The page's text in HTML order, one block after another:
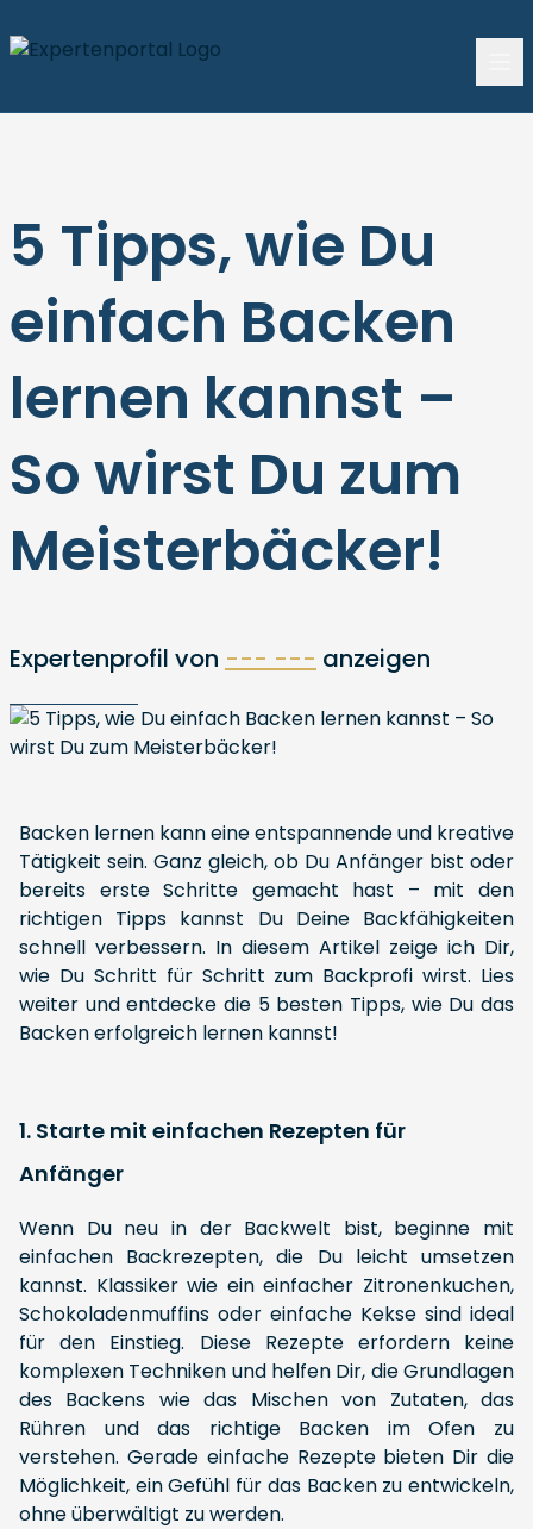
5 Tipps, wie Du
einfach Backen
lernen kannst –
So wirst Du zum
Meisterbäcker!
Expertenprofil von --- --- anzeigen
Backen lernen kann eine entspannende und kreative
Tätigkeit sein. Ganz gleich, ob Du Anfänger bist oder
bereits erste Schritte gemacht hast – mit den
richtigen Tipps kannst Du Deine Backfähigkeiten
schnell verbessern. In diesem Artikel zeige ich Dir,
wie Du Schritt für Schritt zum Backprofi wirst. Lies
weiter und entdecke die 5 besten Tipps, wie Du das
Backen erfolgreich lernen kannst!
1. Starte mit einfachen Rezepten für
Anfänger
Wenn Du neu in der Backwelt bist, beginne mit
einfachen Backrezepten, die Du leicht umsetzen
kannst. Klassiker wie ein einfacher Zitronenkuchen,
Schokoladenmuffins oder einfache Kekse sind ideal
für den Einstieg. Diese Rezepte erfordern keine
komplexen Techniken und helfen Dir, die Grundlagen
des Backens wie das Mischen von Zutaten, das
Rühren und das richtige Backen im Ofen zu
verstehen. Gerade einfache Rezepte bieten Dir die
Möglichkeit, ein Gefühl für das Backen zu entwickeln,
ohne überwältigt zu werden.